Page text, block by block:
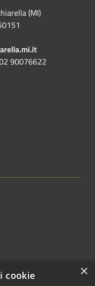
(MI)
90076622
×
cookie